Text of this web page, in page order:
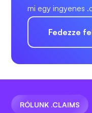
mi egy ingyenes
Fedezze
RÓLUNK .CLAIMS